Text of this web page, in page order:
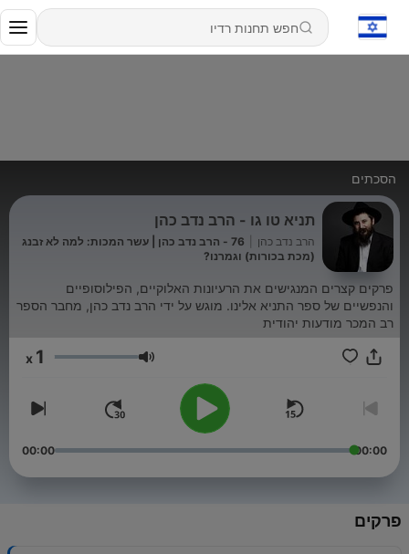
הסכתים
תניא טו גו - הרב נדב כהן
הרב נדב כהן
76 - הרב נדב כהן | עשר המכות: למה לא זבנג
(מכת בכורות) וגמרנו?
פרקים קצרים המנגישים את הרעיונות האלוקיים, הפילוסופיים
והנפשיים של ספר התניא אלינו. מוגש על ידי הרב נדב כהן, מחבר הספר
רב המכר מודעות יהודית
עוצמת שמע 1
00:00
00:00
פרקים